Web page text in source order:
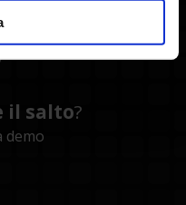
il salto?
demo